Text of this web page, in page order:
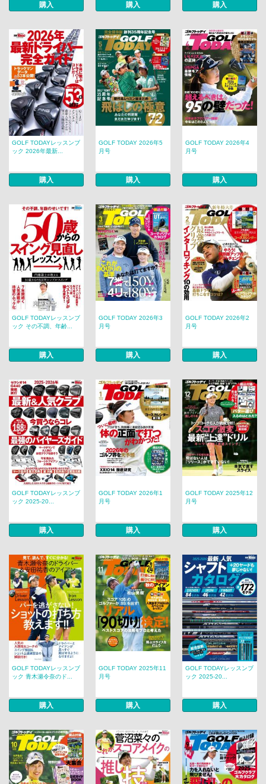
購入 購入 購入
GOLF TODAYレッスンブ
ック 2026年最新...
購入
GOLF TODAY 2026年5
月号
購入
GOLF TODAY 2026年4
月号
購入
GOLF TODAYレッスンブ
ック その不調、年齢...
購入
GOLF TODAY 2026年3
月号
購入
GOLF TODAY 2026年2
月号
購入
GOLF TODAYレッスンブ
ック 2025-20...
購入
GOLF TODAY 2026年1
月号
購入
GOLF TODAY 2025年12
月号
購入
GOLF TODAYレッスンブ
ック 青木瀬令奈のド...
購入
GOLF TODAY 2025年11
月号
購入
GOLF TODAYレッスンブ
ック 2025-20...
購入